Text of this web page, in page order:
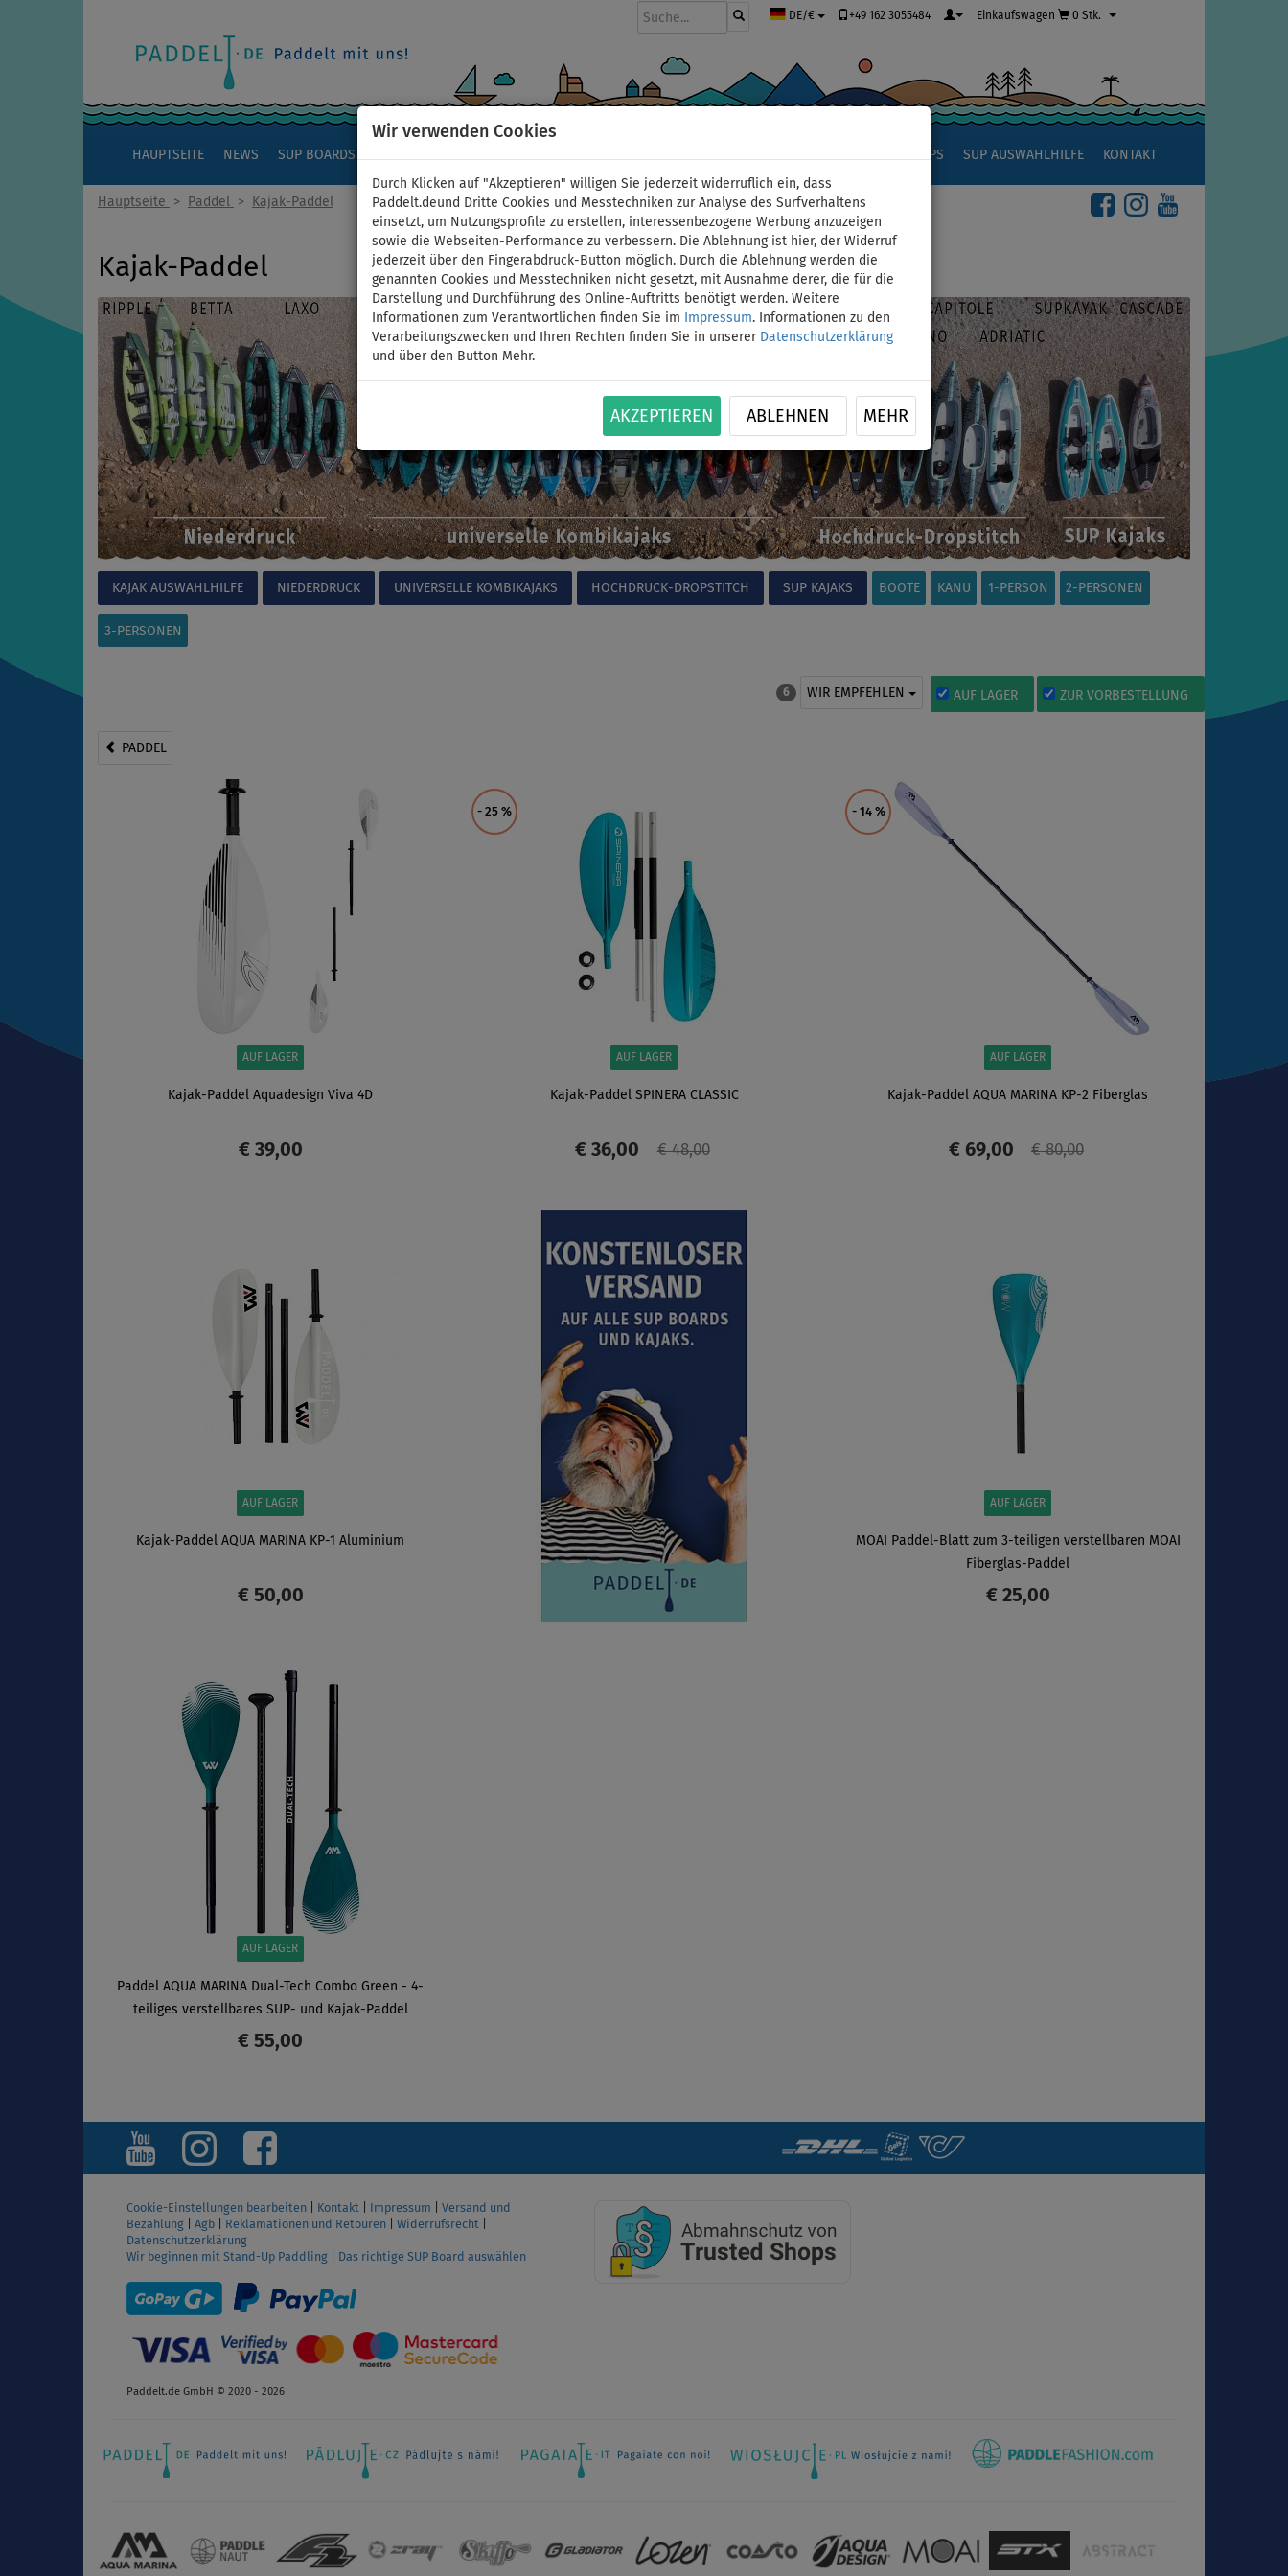
Wir verwenden Cookies
Durch Klicken auf "Akzeptieren" willigen Sie jederzeit widerruflich ein, dass
Paddelt.deund Dritte Cookies und Messtechniken zur Analyse des Surfverhaltens
einsetzt, um Nutzungsprofile zu erstellen, interessenbezogene Werbung anzuzeigen
sowie die Webseiten-Performance zu verbessern. Die Ablehnung ist hier, der Widerruf
jederzeit über den Fingerabdruck-Button möglich. Durch die Ablehnung werden die
genannten Cookies und Messtechniken nicht gesetzt, mit Ausnahme derer, die für die
Darstellung und Durchführung des Online-Auftritts benötigt werden. Weitere
Informationen zum Verantwortlichen finden Sie im
Impressum. Informationen zu den
Verarbeitungszwecken und Ihren Rechten finden Sie in unserer Datenschutzerklärung
und über den Button Mehr.
AKZEPTIEREN ABLEHNEN MEHR
DE/€ +49 162 3055484 Einkaufswagen 0 Stk.
HAUPTSEITE NEWS SUP BOARDS SUP TIPPS SUP AUSWAHLHILFE KONTAKT
Hauptseite > Paddel > Kajak-Paddel
Kajak-Paddel
KAJAK AUSWAHLHILFE NIEDERDRUCK UNIVERSELLE KOMBIKAJAKS HOCHDRUCK-DROPSTITCH SUP KAJAKS BOOTE KANU 1-PERSON 2-PERSONEN
3-PERSONEN
6 WIR EMPFEHLEN AUF LAGER ZUR VORBESTELLUNG
PADDEL
AUF LAGER
Kajak-Paddel Aquadesign Viva 4D
€ 39,00
- 25 %
AUF LAGER
Kajak-Paddel SPINERA CLASSIC
€ 36,00 € 48,00
- 14 %
AUF LAGER
Kajak-Paddel AQUA MARINA KP-2 Fiberglas
€ 69,00 € 80,00
AUF LAGER
Kajak-Paddel AQUA MARINA KP-1 Aluminium
€ 50,00
AUF LAGER
MOAI Paddel-Blatt zum 3-teiligen verstellbaren MOAI
Fiberglas-Paddel
€ 25,00
AUF LAGER
Paddel AQUA MARINA Dual-Tech Combo Green - 4-
teiliges verstellbares SUP- und Kajak-Paddel
€ 55,00
ANZEIGEN
Cookie-Einstellungen bearbeiten Kontakt Impressum
Versand und
Bezahlung
Agb Reklamationen und Retouren Widerrufsrecht
Datenschutzerklärung
Wir beginnen mit Stand-Up Paddling
Das richtige SUP Board auswählen
Paddelt.de GmbH © 2020 - 2026